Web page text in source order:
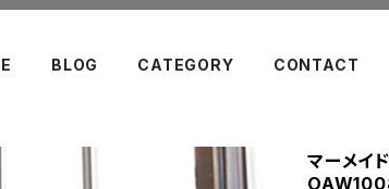
BLOG CATEGORY CONTACT
マーメイ